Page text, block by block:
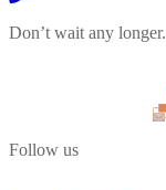
Don’t wait any
Follow us